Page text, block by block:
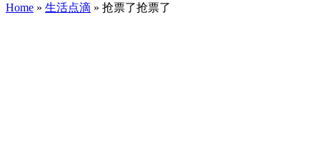
Home » 生活点滴 » 抢票了抢票了